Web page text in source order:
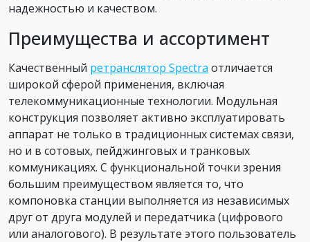
надежностью и качеством.
Преимущества и ассортимент
Качественный ретранслятор Spectra отличается
широкой сферой применения, включая
телекоммуникационные технологии. Модульная
конструкция позволяет активно эксплуатировать
аппарат не только в традиционных системах связи,
но и в сотовых, пейджинговых и транковых
коммуникациях. С функциональной точки зрения
большим преимуществом является то, что
компоновка станции выполняется из независимых
друг от друга модулей и передатчика (цифрового
или аналогового). В результате этого пользователь